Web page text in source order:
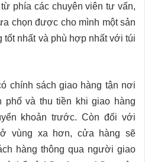
phía các chuyên viên tư vấn,
chọn được cho mình một sản
tốt nhất và phù hợp nhất với túi
chính sách giao hàng tận nơi
phố và thu tiền khi giao hàng
khoản trước. Còn đối với
vùng xa hơn, cửa hàng sẽ
hàng thông qua người giao